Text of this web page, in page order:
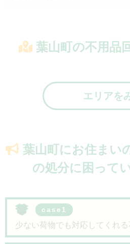
葉山町の不用品
エリアを
葉山町にお住まい
の処分に困って
case1
少ない荷物でも対応してくれ